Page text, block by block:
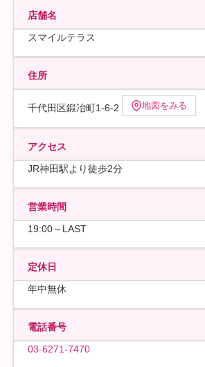
店舗名
スマイルテラス
住所
千代田区鍛冶町1-6-2 地図をみる
アクセス
JR神田駅より徒歩2分
営業時間
19:00～LAST
定休日
年中無休
電話番号
03-6271-7470